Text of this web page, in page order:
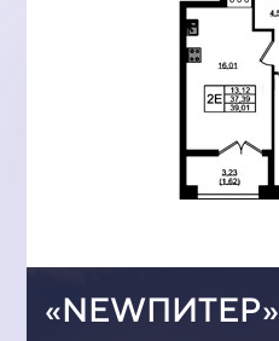
«NEWПИТЕР»